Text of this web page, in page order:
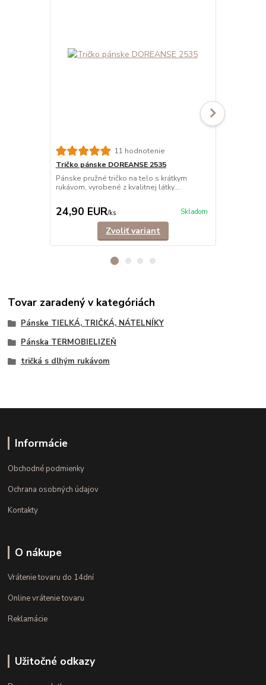
11 hodnotenie
Tričko pánske DOREANSE 2535
Pánske pružné tričko na telo s krátkym
rukávom, vyrobené z kvalitnej látky....
24,90 EUR/ks Skladom
Zvoliť variant
Tovar zaradený v kategóriách
Pánske TIELKÁ, TRIČKÁ, NÁTELNÍKY
Pánska TERMOBIELIZEŇ
tričká s dlhým rukávom
Informácie
Obchodné podmienky
Ochrana osobných údajov
Kontakty
O nákupe
Vrátenie tovaru do 14dní
Online vrátenie tovaru
Reklamácie
Užitočné odkazy